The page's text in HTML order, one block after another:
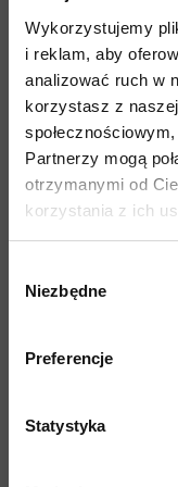
Wykorzystujemy
i reklam, aby
analizować ruch w
korzystasz z
Partnerzy mogą
otrzymanymi od
korzystania z ich
zgody
Niezbędne
Preferencje
Statystyka
uszkodzenia
impregnacja DWR
środowiska
wilgocią
optymalna, 1-
głowy kaptura ze
frontowy, 1-
2 boczne kieszenie
wózkowych,
wstępnie
odbierz